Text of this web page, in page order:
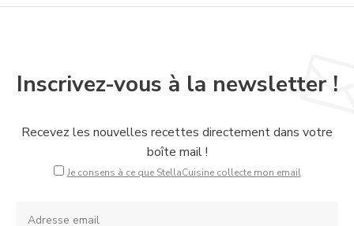
Inscrivez-vous à la newsletter !
Recevez les nouvelles recettes directement dans votre
boîte mail !
Je consens à ce que StellaCuisine collecte mon email